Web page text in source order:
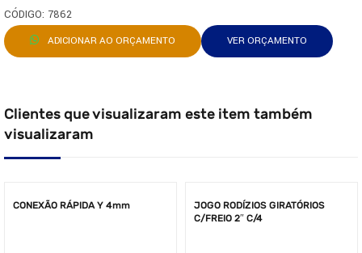
CÓDIGO: 7862
ADICIONAR AO ORÇAMENTO VER ORÇAMENTO
Clientes que visualizaram este item também
visualizaram
CONEXÃO RÁPIDA Y 4mm
JOGO RODÍZIOS GIRATÓRIOS
C/FREIO 2″ C/4